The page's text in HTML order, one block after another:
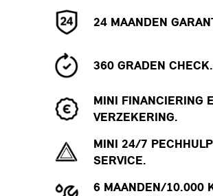
24 MAANDEN
360 GRADEN CHECK.
MINI FINANCIERING
VERZEKERING.
MINI 24/7 PECHHULP
SERVICE.
6 MAANDEN/10.000